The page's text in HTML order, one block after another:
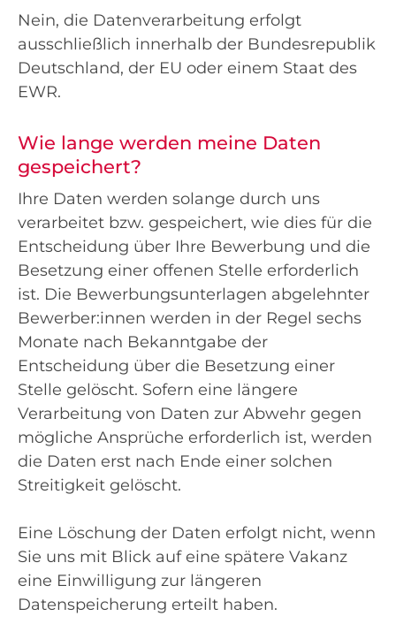
Nein, die Datenverarbeitung erfolgt
ausschließlich innerhalb der Bundesrepublik
Deutschland, der EU oder einem Staat des
EWR.
Wie lange werden meine Daten
gespeichert?
Ihre Daten werden solange durch uns
verarbeitet bzw. gespeichert, wie dies für die
Entscheidung über Ihre Bewerbung und die
Besetzung einer offenen Stelle erforderlich
ist. Die Bewerbungsunterlagen abgelehnter
Bewerber:innen werden in der Regel sechs
Monate nach Bekanntgabe der
Entscheidung über die Besetzung einer
Stelle gelöscht. Sofern eine längere
Verarbeitung von Daten zur Abwehr gegen
mögliche Ansprüche erforderlich ist, werden
die Daten erst nach Ende einer solchen
Streitigkeit gelöscht.
Eine Löschung der Daten erfolgt nicht, wenn
Sie uns mit Blick auf eine spätere Vakanz
eine Einwilligung zur längeren
Datenspeicherung erteilt haben.